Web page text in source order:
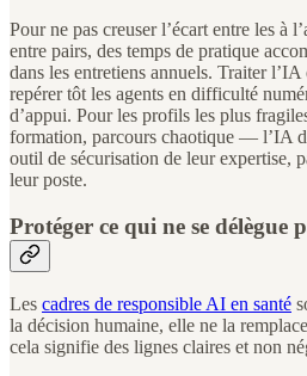
Pour ne pas creuser l’écart entre les à
entre pairs, des temps de pratique
dans les entretiens annuels. Traiter
repérer tôt les agents en difficulté
d’appui. Pour les profils les plus
formation, parcours chaotique — l’IA
outil de sécurisation de leur expertise,
leur poste.
Protéger ce qui ne se délègue
Les cadres de responsible AI en santé
la décision humaine, elle ne la
cela signifie des lignes claires et non